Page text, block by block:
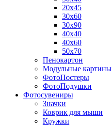
20х45
30х60
30х90
40х40
40х60
50х70
Пенокартон
Модульные картины
ФотоПостеры
ФотоПодушки
Фотоcувениры
Значки
Коврик для мыши
Кружки